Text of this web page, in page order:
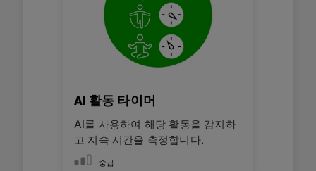
AI 활동 타이머
AI를 사용하여 해당 활동을 감지하
고 지속 시간을 측정합니다.
중급